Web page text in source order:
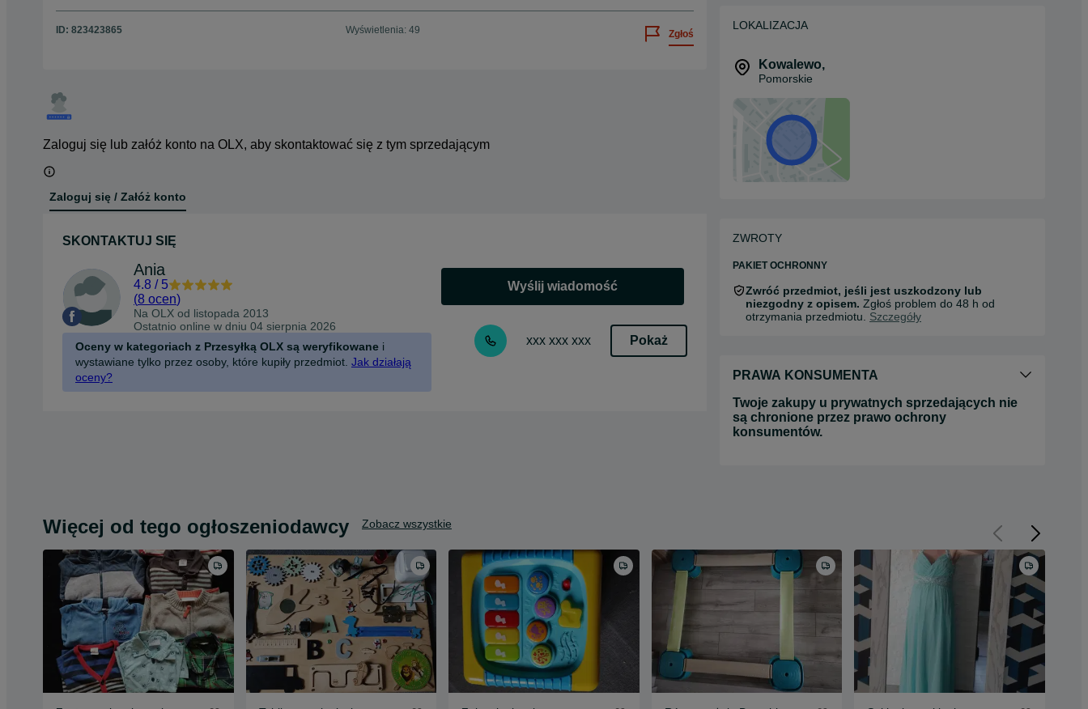
ID: 823423865 Wyświetlenia: 49 Zgłoś
Zaloguj się lub załóż konto na OLX, aby skontaktować się z tym sprzedającym
Zaloguj się / Załóż konto
SKONTAKTUJ SIĘ
Ania
4.8 / 5
(8 ocen)
Na OLX od listopada 2013
Ostatnio online w dniu 04 sierpnia 2026
Oceny w kategoriach z Przesyłką OLX są weryfikowane i
wystawiane tylko przez osoby, które kupiły przedmiot. Jak działają
oceny?
Wyślij wiadomość
xxx xxx xxx Pokaż
LOKALIZACJA
Kowalewo,
Pomorskie
ZWROTY
PAKIET OCHRONNY
Zwróć przedmiot, jeśli jest uszkodzony lub
niezgodny z opisem. Zgłoś problem do 48 h od
otrzymania przedmiotu. Szczegóły
PRAWA KONSUMENTA
Twoje zakupy u prywatnych sprzedających nie
są chronione przez prawo ochrony
konsumentów.
Więcej od tego ogłoszeniodawcy Zobacz wszystkie